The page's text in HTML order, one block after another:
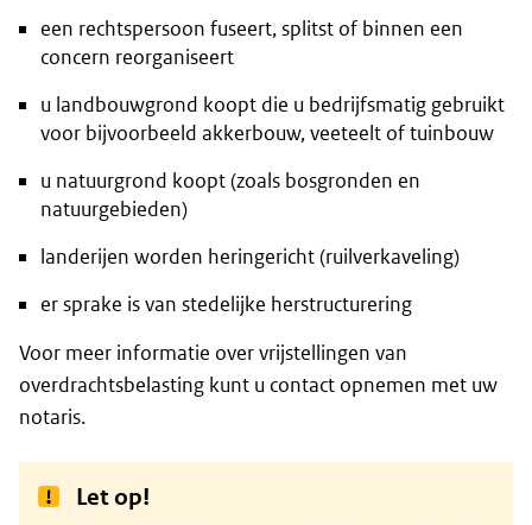
een rechtspersoon fuseert, splitst of binnen een
concern reorganiseert
u landbouwgrond koopt die u bedrijfsmatig gebruikt
voor bijvoorbeeld akkerbouw, veeteelt of tuinbouw
u natuurgrond koopt (zoals bosgronden en
natuurgebieden)
landerijen worden heringericht (ruilverkaveling)
er sprake is van stedelijke herstructurering
Voor meer informatie over vrijstellingen van
overdrachtsbelasting kunt u contact opnemen met uw
notaris.
Let op!